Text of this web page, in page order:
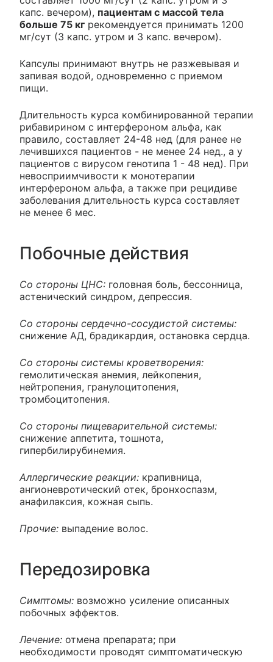
капс. вечером), пациентам с массой тела
больше 75 кг рекомендуется принимать 1200
мг/сут (3 капс. утром и 3 капс. вечером).
Капсулы принимают внутрь не разжевывая и
запивая водой, одновременно с приемом
пищи.
Длительность курса комбинированной терапии
рибавирином с интерфероном альфа, как
правило, составляет 24-48 нед (для ранее не
лечившихся пациентов - не менее 24 нед., а у
пациентов с вирусом генотипа 1 - 48 нед). При
невосприимчивости к монотерапии
интерфероном альфа, а также при рецидиве
заболевания длительность курса составляет
не менее 6 мес.
Побочные действия
Со стороны ЦНС: головная боль, бессонница,
астенический синдром, депрессия.
Со стороны сердечно-сосудистой системы:
снижение АД, брадикардия, остановка сердца.
Со стороны системы кроветворения:
гемолитическая анемия, лейкопения,
нейтропения, гранулоцитопения,
тромбоцитопения.
Со стороны пищеварительной системы:
снижение аппетита, тошнота,
гипербилирубинемия.
Аллергические реакции: крапивница,
ангионевротический отек, бронхоспазм,
анафилаксия, кожная сыпь.
Прочие: выпадение волос.
Передозировка
Симптомы: возможно усиление описанных
побочных эффектов.
Лечение: отмена препарата; при
необходимости проводят симптоматическую